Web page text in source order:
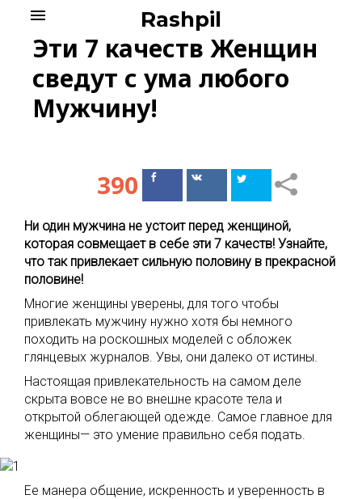
content
Rashpil
menu
Эти 7 качеств Женщин
сведут с ума любого
Мужчину!
390
ПоделитьсяПоделиться
Ни один мужчина не устоит перед женщиной,
которая совмещает в себе эти 7 качеств! Узнайте,
что так привлекает сильную половину в прекрасной
половине!
Многие женщины уверены, для того чтобы
привлекать мужчину нужно хотя бы немного
походить на роскошных моделей с обложек
глянцевых журналов. Увы, они далеко от истины.
Настоящая привлекательность на самом деле
скрыта вовсе не во внешне красоте тела и
открытой облегающей одежде. Самое главное для
женщины— это умение правильно себя подать.
Ее манера общение, искренность и уверенность в